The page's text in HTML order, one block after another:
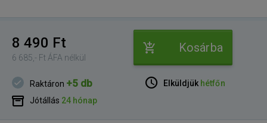
8 490 Ft
6 685,- Ft ÁFA nélkül
Kosárba
Raktáron +5 db
Jótállás 24 hónap
Elküldjük hétfőn